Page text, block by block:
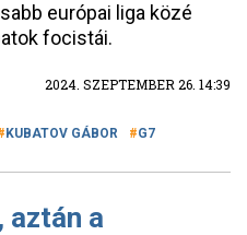
európai liga közé
focistái.
2024. SZEPTEMBER 26. 14:39
KUBATOV GÁBOR G7
aztán a